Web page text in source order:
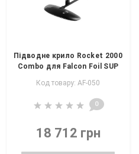
Підводне крило Rocket 2000
Combo для Falcon Foil SUP
Код товару: AF-050
0
18 712 грн